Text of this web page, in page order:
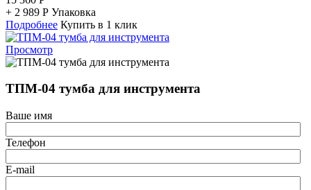
+ 2 989 Р Упаковка
Подробнее Купить в 1 клик
Просмотр
ТПМ-04 тумба для инструмента
Ваше имя
Телефон
E-mail